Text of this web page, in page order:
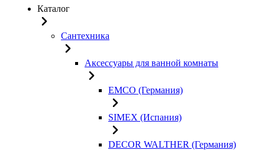
Каталог
Сантехника
Аксессуары для ванной комнаты
EMCO (Германия)
SIMEX (Испания)
DECOR WALTHER (Германия)